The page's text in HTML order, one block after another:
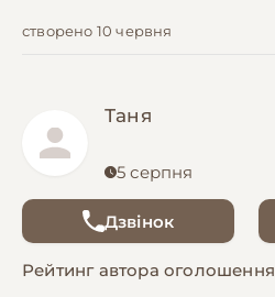
створено 10 червня
Таня
5 серпня
Дзвінок
Рейтинг автора оголошення